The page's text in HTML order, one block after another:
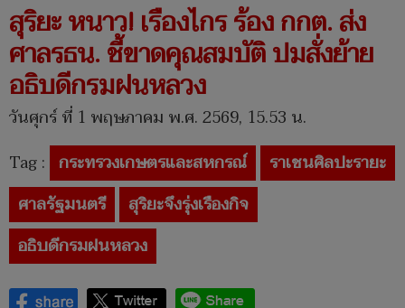
สุริยะ หนาว! เรืองไกร ร้อง กกต. ส่ง
ศาลรธน. ชี้ขาดคุณสมบัติ ปมสั่งย้าย
อธิบดีกรมฝนหลวง
วันศุกร์ ที่ 1 พฤษภาคม พ.ศ. 2569, 15.53 น.
Tag : กระทรวงเกษตรและสหกรณ์
ราเชนศิลปะรายะ
ศาลรัฐมนตรี
สุริยะจึงรุ่งเรืองกิจ
อธิบดีกรมฝนหลวง